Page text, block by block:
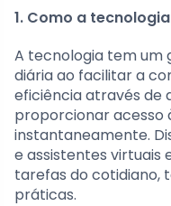
1. Como a
A tecnologia tem um
diária ao facilitar a
eficiência através de
proporcionar acesso
instantaneamente.
e assistentes virtuais
tarefas do cotidiano,
práticas.